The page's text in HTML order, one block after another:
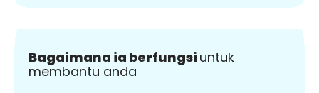
Bagaimana ia berfungsi untuk
membantu anda